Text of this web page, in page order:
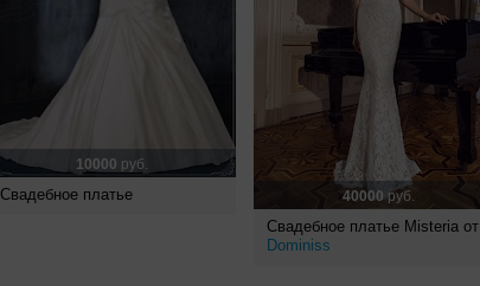
10000 руб.
Свадебное платье 40000руб.
Свадебное платье Misteria от
Dominiss